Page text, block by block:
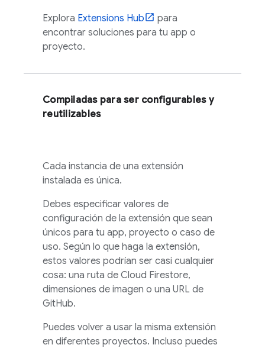
Explora Extensions Hub
para
encontrar soluciones para tu app o
proyecto.
Compiladas para ser configurables y
reutilizables
Cada instancia de una extensión
instalada es única.
Debes especificar valores de
configuración de la extensión que sean
únicos para tu app, proyecto o caso de
uso. Según lo que haga la extensión,
estos valores podrían ser casi cualquier
cosa: una ruta de Cloud Firestore,
dimensiones de imagen o una URL de
GitHub.
Puedes volver a usar la misma extensión
en diferentes proyectos. Incluso puedes